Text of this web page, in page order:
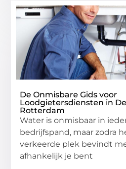
De Onmisbare Gids voor
Loodgietersdiensten in
Rotterdam
Water is onmisbaar in
bedrijfspand, maar zodra
verkeerde plek bevindt
afhankelijk je bent